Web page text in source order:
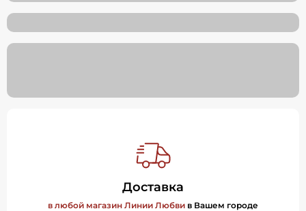
Доставка
в любой магазин Линии Любви в Вашем городе